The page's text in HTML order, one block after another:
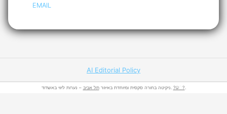
EMAIL
AI Editorial Policy
ניקיטה בחורה סקסית ומיוחדת באיזורתל אביב ?ெ?